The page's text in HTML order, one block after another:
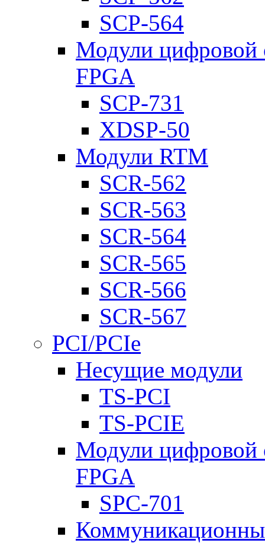
SCP-564
Модули цифровой
FPGA
SCP-731
XDSP-50
Модули RTM
SCR-562
SCR-563
SCR-564
SCR-565
SCR-566
SCR-567
PCI/PCIe
Несущие модули
TS-PCI
TS-PCIE
Модули цифровой
FPGA
SPC-701